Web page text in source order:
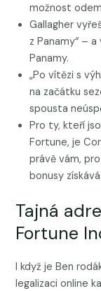
možnost
Gallagher
z Panamy“ –
Panamy.
„Po vítězi s
na začátku
spousta
Pro ty, kteří
Fortune, je
právě vám,
bonusy
Tajná
Fortune
I když je Ben
legalizaci online